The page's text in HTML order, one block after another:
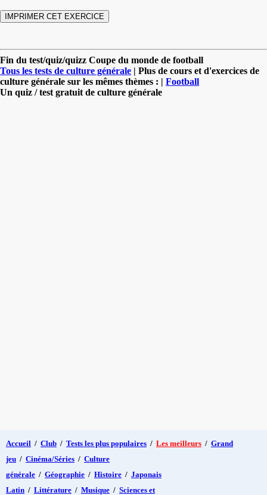
Fin du test/quiz/quizz Coupe du monde de football
Tous les tests de culture générale | Plus de cours et d'exercices de
culture générale sur les mêmes thèmes : | Football
Un quiz / test gratuit de culture générale
Accueil / Club / Tests les plus populaires / Les meilleurs / Grand
jeu / Cinéma/Séries / Culture
générale / Géographie / Histoire / Japonais
Latin / Littérature / Musique / Sciences et